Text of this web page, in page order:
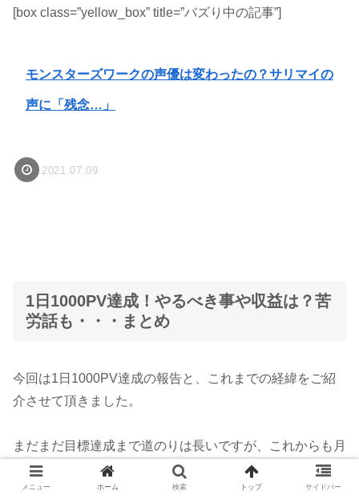
[box class=”yellow_box” title=”バズり中の記事”]
モンスターズワークの声優は変わったの？サリマイの
声に「残念…」
2021.07.09
1日1000PV達成！やるべき事や収益は？苦
労話も・・・まとめ
今回は1日1000PV達成の報告と、これまでの経緯をご紹
介させて頂きました。
まだまだ目標達成まで道のりは長いですが、これからも月
収11万円を目指して頑張っていきたいと思います^ – ^
メニュー ホーム 検索 トップ サイドバー